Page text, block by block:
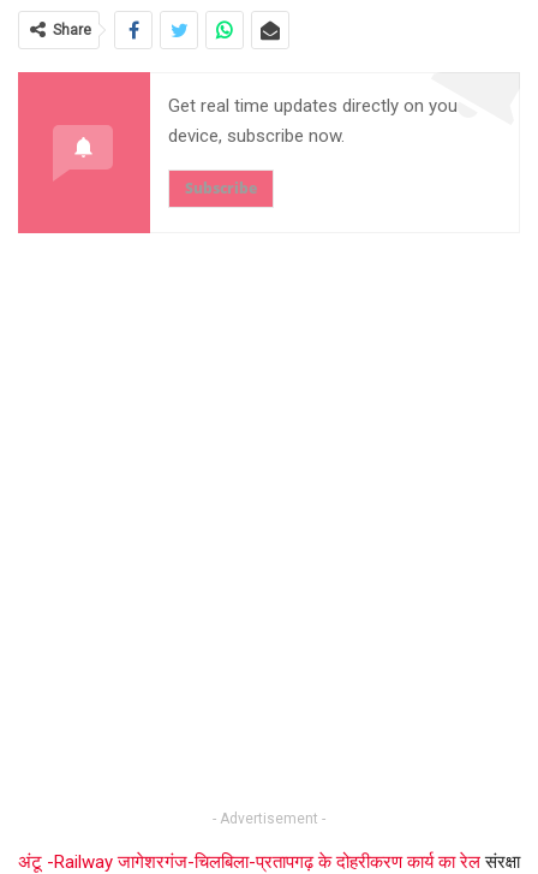
Share
Get real time updates directly on you
device, subscribe now.
Subscribe
- Advertisement -
अंटू -Railway जागेशरगंज-चिलबिला-प्रतापगढ़ के दोहरीकरण कार्य का रेलसंरक्षा